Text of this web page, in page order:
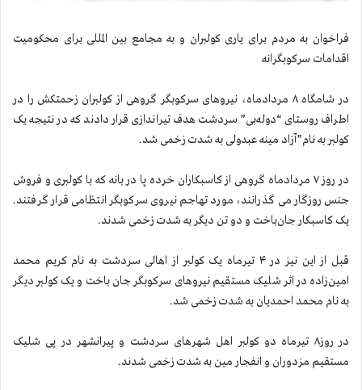
فراخوان به مردم برای یاری كولبران و به مجامع بین المللی برای محكومیت
اقدامات سركوبگرانه
در شامگاه۸ مردادماه، نیروهای سركوبگر گروهی از کولبران زحمتكش را در
اطراف روستای “دوله‌بی” سردشت هدف تیراندازی قرار دادند که در نتیجه یک
کولبر به نام”آزاد مینه عبدولی به شدت زخمی شد.
در روز۷ مردادماه گروهی از کاسبکاران خرده پا در بانه که با کولبری و فروش
جنس روزگار می گذرانند، مورد تهاجم نیروی سركوبگر انتظامی قرار گرفتند.
یک کاسبکار جان‌باخت و دو تن دیگر به شدت زخمی شدند.
قبل از این نیز در۴ تیرماه یک کولبر از اهالی سردشت به نام کریم محمد
امین‌زاده در اثر شلیک مستقیم نیروهای سركوبگر جان باخت و یک کولبر دیگر
به نام محمد احمدیان به شدت زخمی شد.
در روز۸ تیرماه دو کولبر اهل شهرهای سردشت و پیرانشهر در پی شلیک
مستقیم مزدوران و انفجار مین به شدت زخمی شدند.